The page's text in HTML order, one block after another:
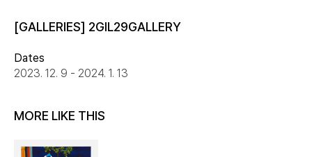
[GALLERIES] 2GIL29GALLERY
Dates
2023. 12. 9 - 2024. 1. 13
MORE LIKE THIS